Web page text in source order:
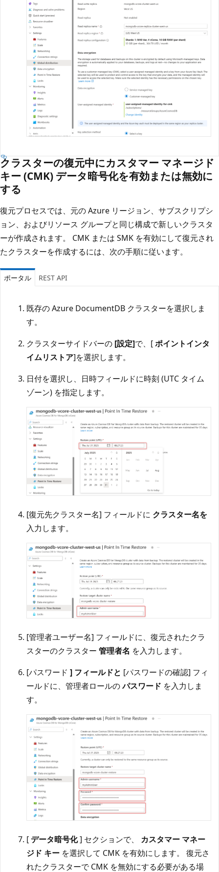
クラスターの復元中にカスタマー マネージド
キー (CMK) データ暗号化を有効または無効に
する
復元プロセスでは、元の Azure リージョン、サブスクリプシ
ョン、およびリソース グループと同じ構成で新しいクラスタ
ーが作成されます。 CMK または SMK を有効にして復元され
たクラスターを作成するには、次の手順に従います。
ポータル REST API
既存の Azure DocumentDB クラスターを選択しま
す。
クラスターサイドバーの [設定]で、[ポイントインタ
イムリストア]を選択します。
日付を選択し、日時フィールドに時刻 (UTC タイム
ゾーン) を指定します。
[復元先クラスター名] フィールドに クラスター名を
入力します。
[管理者ユーザー名] フィールドに、復元されたクラ
スターのクラスター 管理者名 を入力します。
[パスワード ] フィールドと [パスワードの確認] フィ
ールドに、管理者ロールのパスワード を入力しま
す。
[ データ暗号化] セクションで、 カスタマー マネー
ジド キー を選択して CMK を有効にします。 復元さ
れたクラスターで CMK を無効にする必要がある場